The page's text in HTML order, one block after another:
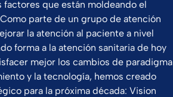
factores que están moldeando el
parte de un grupo de atención
la atención al paciente a nivel
forma a la atención sanitaria de hoy
mejor los cambios de paradigma
y la tecnología, hemos creado
para la próxima década: Vision